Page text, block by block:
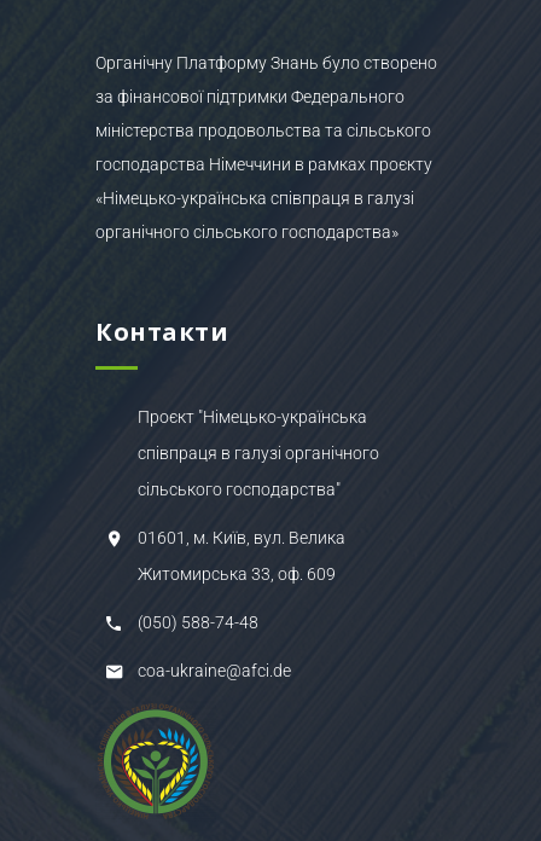
Органічну Платформу Знань було створено
за фінансової підтримки Федерального
міністерства продовольства та сільського
господарства Німеччини в рамках проєкту
«Німецько-українська співпраця в галузі
органічного сільського господарства»
Контакти
Проєкт "Німецько-українська
співпраця в галузі органічного
сільського господарства"
01601, м. Київ, вул. Велика
Житомирська 33, оф. 609
(050) 588-74-48
coa-ukraine@afci.de